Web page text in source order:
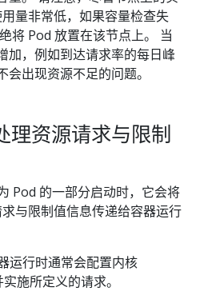
量非常低，如果容量检查失
将 Pod 放置在该节点上。 当
加，例如到达请求率的每日峰
出现资源不足的问题。
理资源请求与限制
Pod 的一部分启动时，它会将
与限制值信息传递给容器运行
运行时通常会配置内核
施所定义的请求。